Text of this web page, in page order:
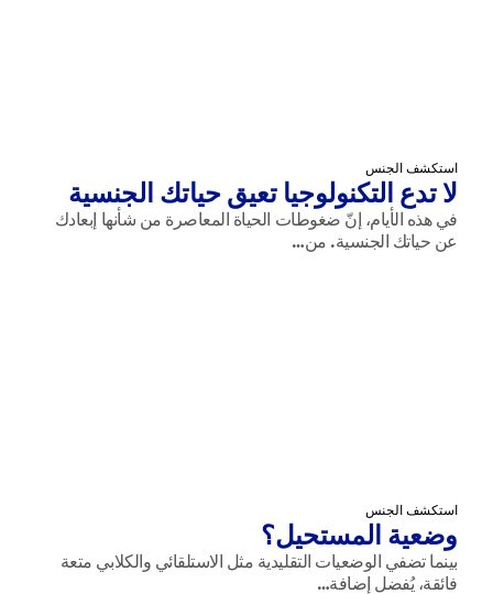
استكشف الجنس
لا تدع التكنولوجيا تعيق حياتك الجنسية
في هذه الأيام، إنّ ضغوطات الحياة المعاصرة من شأنها إبعادك
عن حياتك الجنسية. من…
استكشف الجنس
وضعية المستحيل؟
بينما تضفي الوضعيات التقليدية مثل الاستلقائي والكلابي متعة
فائقة، يُفضل إضافة…